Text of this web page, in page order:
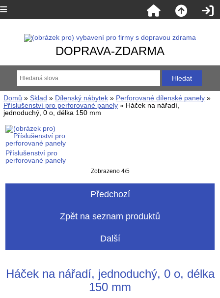
DOPRAVA-ZDARMA
Domů » Sklad » Dílenský nábytek» Perforované dílenské panely»
Příslušenství pro perforované panely» Háček na nářadí,
jednoduchý, 0 o, délka 150 mm
Příslušenství pro
perforované panely
Zobrazeno 4/5
Předchozí
Zpět na seznam produktů
Další
Háček na nářadí, jednoduchý, 0 o, délka
150 mm